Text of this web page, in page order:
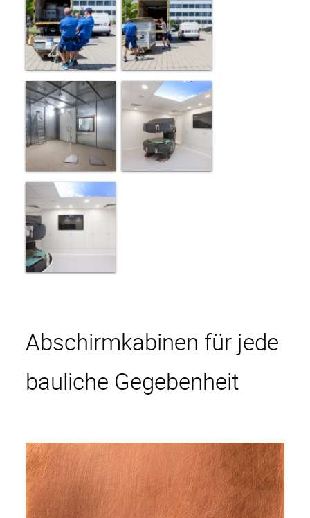
Start
HAMACO
Projekte
Service
Aktive Kompensation
Datenschutz
AGB
Abschirmkabinen für jede
bauliche Gegebenheit